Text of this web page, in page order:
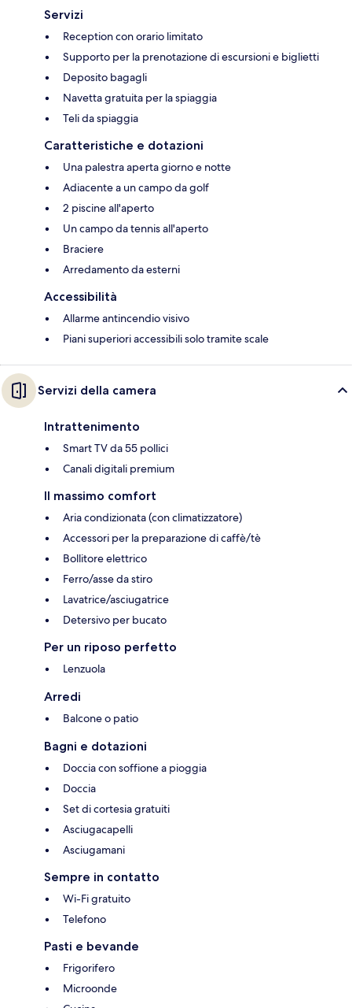
Servizi
Reception con orario limitato
Supporto per la prenotazione di escursioni e biglietti
Deposito bagagli
Navetta gratuita per la spiaggia
Teli da spiaggia
Caratteristiche e dotazioni
Una palestra aperta giorno e notte
Adiacente a un campo da golf
2 piscine all'aperto
Un campo da tennis all'aperto
Braciere
Arredamento da esterni
Accessibilità
Allarme antincendio visivo
Piani superiori accessibili solo tramite scale
Servizi della camera
Intrattenimento
Smart TV da 55 pollici
Canali digitali premium
Il massimo comfort
Aria condizionata (con climatizzatore)
Accessori per la preparazione di caffè/tè
Bollitore elettrico
Ferro/asse da stiro
Lavatrice/asciugatrice
Detersivo per bucato
Per un riposo perfetto
Lenzuola
Arredi
Balcone o patio
Bagni e dotazioni
Doccia con soffione a pioggia
Doccia
Set di cortesia gratuiti
Asciugacapelli
Asciugamani
Sempre in contatto
Wi-Fi gratuito
Telefono
Pasti e bevande
Frigorifero
Microonde